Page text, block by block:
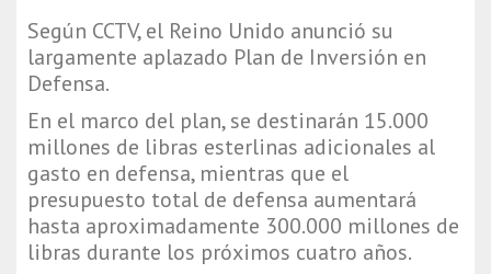
Según CCTV, el Reino Unido anunció su
largamente aplazado Plan de Inversión en
Defensa.
En el marco del plan, se destinarán 15.000
millones de libras esterlinas adicionales al
gasto en defensa, mientras que el
presupuesto total de defensa aumentará
hasta aproximadamente 300.000 millones de
libras durante los próximos cuatro años.